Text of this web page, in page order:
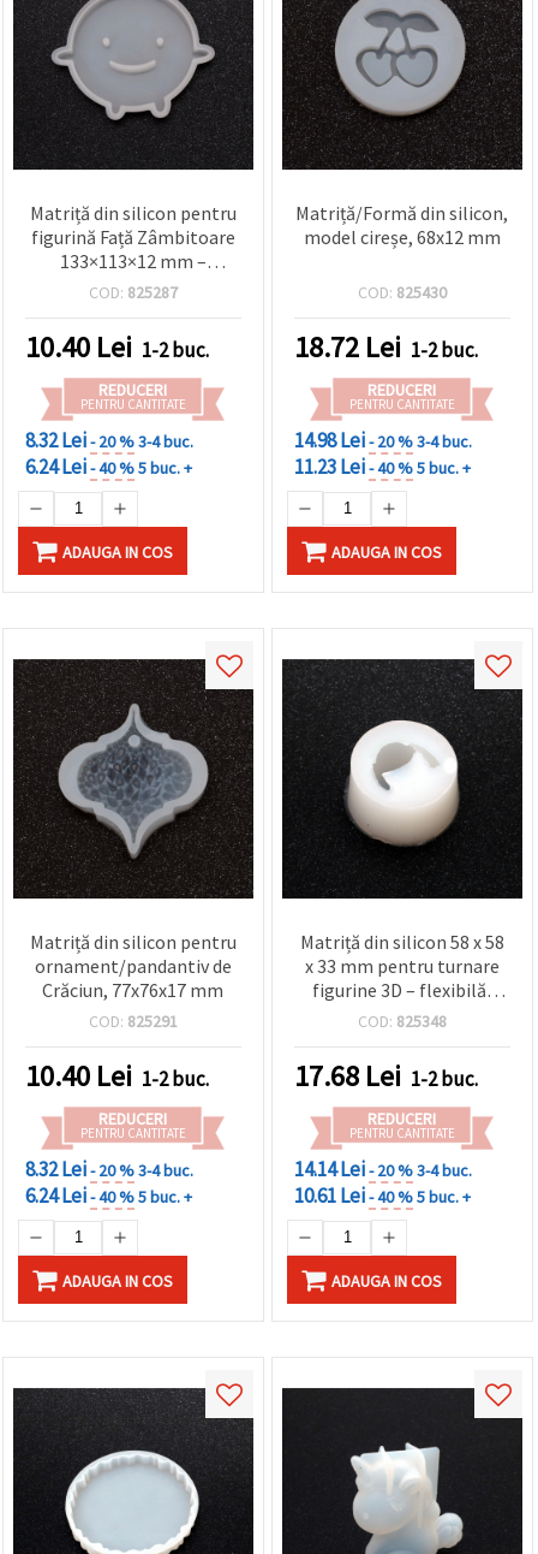
Matriță din silicon pentru
figurină Față Zâmbitoare
133×113×12 mm –
flexibilă și reutilizabilă,
rășină epoxidică UV,
argilă, săpun, ceară
COD: 825287
10.40 Lei 1-2 buc.
REDUCERI
PENTRU CANTITATE
8.32 Lei- 20 %3-4 buc.
6.24 Lei- 40 %5 buc. +
ADAUGA IN COS
Matriță/Formă din silicon,
model cireșe, 68x12 mm
COD: 825430
18.72 Lei 1-2 buc.
REDUCERI
PENTRU CANTITATE
14.98 Lei- 20 %3-4 buc.
11.23 Lei- 40 %5 buc. +
ADAUGA IN COS
Matriță din silicon pentru
ornament/pandantiv de
Crăciun, 77x76x17 mm
COD: 825291
10.40 Lei 1-2 buc.
REDUCERI
PENTRU CANTITATE
8.32 Lei- 20 %3-4 buc.
6.24 Lei- 40 %5 buc. +
ADAUGA IN COS
Matriță din silicon 58 x 58
x 33 mm pentru turnare
figurine 3D – flexibilă,
reutilizabilă, pentru
și săpun
COD: 825348
17.68 Lei 1-2 buc.
REDUCERI
PENTRU CANTITATE
14.14 Lei- 20 %3-4 buc.
10.61 Lei- 40 %5 buc. +
ADAUGA IN COS